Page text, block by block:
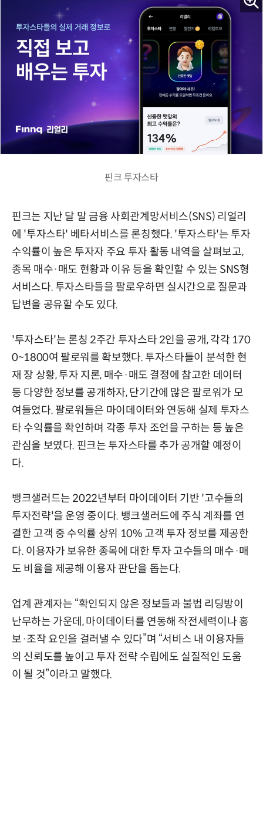
핀크 투자스타
핀크는 지난 달 말 금융 사회관계망서비스(SNS) 리얼리
에 '투자스타' 베타서비스를 론칭했다. '투자스타'는 투자
수익률이 높은 투자자 주요 투자 활동 내역을 살펴보고,
종목 매수·매도 현황과 이유 등을 확인할 수 있는 SNS형
서비스다. 투자스타들을 팔로우하면 실시간으로 질문과
답변을 공유할 수도 있다.
'투자스타'는 론칭 2주간 투자스타 2인을 공개, 각각 170
0~1800여 팔로워를 확보했다. 투자스타들이 분석한 현
재 장 상황, 투자 지론, 매수·매도 결정에 참고한 데이터
등 다양한 정보를 공개하자, 단기간에 많은 팔로워가 모
여들었다. 팔로워들은 마이데이터와 연동해 실제 투자스
타 수익률을 확인하며 각종 투자 조언을 구하는 등 높은
관심을 보였다. 핀크는 투자스타를 추가 공개할 예정이
다.
뱅크샐러드는 2022년부터 마이데이터 기반 '고수들의
투자전략'을 운영 중이다. 뱅크샐러드에 주식 계좌를 연
결한 고객 중 수익률 상위 10% 고객 투자 정보를 제공한
다. 이용자가 보유한 종목에 대한 투자 고수들의 매수·매
도 비율을 제공해 이용자 판단을 돕는다.
업계 관계자는 “확인되지 않은 정보들과 불법 리딩방이
난무하는 가운데, 마이데이터를 연동해 작전세력이나 홍
보·조작 요인을 걸러낼 수 있다”며 “서비스 내 이용자들
의 신뢰도를 높이고 투자 전략 수립에도 실질적인 도움
이 될 것”이라고 말했다.